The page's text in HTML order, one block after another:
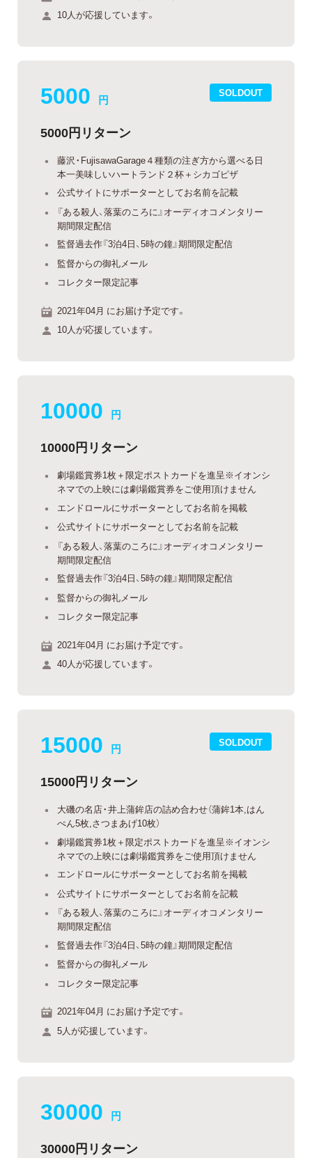
10人が応援しています。
SOLDOUT
5000 円
5000円リターン
藤沢・FujisawaGarage４種類の注ぎ方から選べる日
本一美味しいハートランド２杯＋シカゴピザ
公式サイトにサポーターとしてお名前を記載
『ある殺人、落葉のころに』オーディオコメンタリー
期間限定配信
監督過去作『3泊4日、5時の鐘』期間限定配信
監督からの御礼メール
コレクター限定記事
2021年04月 にお届け予定です。
10人が応援しています。
10000 円
10000円リターン
劇場鑑賞券1枚＋限定ポストカードを進呈※イオンシ
ネマでの上映には劇場鑑賞券をご使用頂けません
エンドロールにサポーターとしてお名前を掲載
公式サイトにサポーターとしてお名前を記載
『ある殺人、落葉のころに』オーディオコメンタリー
期間限定配信
監督過去作『3泊4日、5時の鐘』期間限定配信
監督からの御礼メール
コレクター限定記事
2021年04月 にお届け予定です。
40人が応援しています。
SOLDOUT
15000 円
15000円リターン
大磯の名店・井上蒲鉾店の詰め合わせ（蒲鉾1本,はん
ぺん5枚,さつまあげ10枚）
劇場鑑賞券1枚＋限定ポストカードを進呈※イオンシ
ネマでの上映には劇場鑑賞券をご使用頂けません
エンドロールにサポーターとしてお名前を掲載
公式サイトにサポーターとしてお名前を記載
『ある殺人、落葉のころに』オーディオコメンタリー
期間限定配信
監督過去作『3泊4日、5時の鐘』期間限定配信
監督からの御礼メール
コレクター限定記事
2021年04月 にお届け予定です。
5人が応援しています。
30000 円
30000円リターン